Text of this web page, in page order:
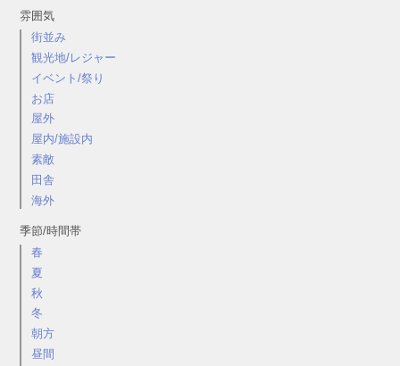
雰囲気
街並み
観光地/レジャー
イベント/祭り
お店
屋外
屋内/施設内
素敵
田舎
海外
季節/時間帯
春
夏
秋
冬
朝方
昼間